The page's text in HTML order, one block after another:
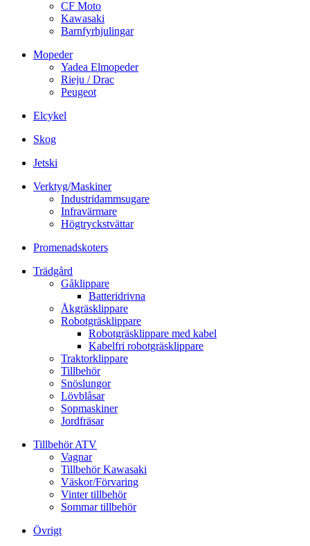
CF Moto
Kawasaki
Barnfyrhjulingar
Mopeder
Yadea Elmopeder
Rieju / Drac
Peugeot
Elcykel
Skog
Jetski
Verktyg/Maskiner
Industridammsugare
Infravärmare
Högtryckstvättar
Promenadskoters
Trädgård
Gåklippare
Batteridrivna
Åkgräsklippare
Robotgräsklippare
Robotgräsklippare med kabel
Kabelfri robotgräsklippare
Traktorklippare
Tillbehör
Snöslungor
Lövblåsar
Sopmaskiner
Jordfräsar
Tillbehör ATV
Vagnar
Tillbehör Kawasaki
Väskor/Förvaring
Vinter tillbehör
Sommar tillbehör
Övrigt